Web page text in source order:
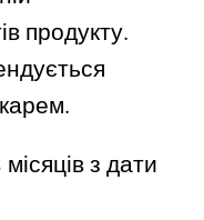
продукту.
місяців з дати